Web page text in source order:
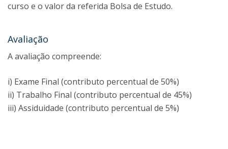
curso e o valor da referida Bolsa de Estudo.
Avaliação
A avaliação compreende:
i) Exame Final (contributo percentual de 50%)
ii) Trabalho Final (contributo percentual de 45%)
iii) Assiduidade (contributo percentual de 5%)